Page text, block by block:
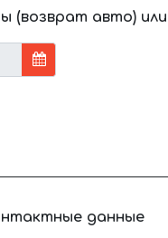
(возврат авто)
данные